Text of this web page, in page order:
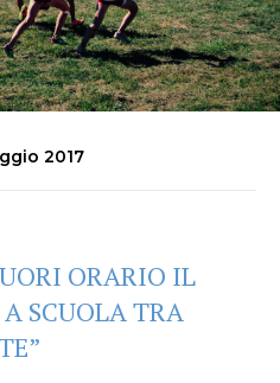
2017
ORARIO IL
SCUOLA TRA